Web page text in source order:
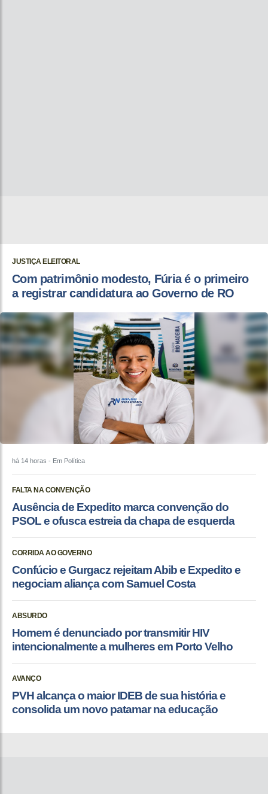
JUSTIÇA ELEITORAL
Com patrimônio modesto, Fúria é o primeiro
a registrar candidatura ao Governo de RO
há 14 horas - Em Política
FALTA NA CONVENÇÃO
Ausência de Expedito marca convenção do
PSOL e ofusca estreia da chapa de esquerda
CORRIDA AO GOVERNO
Confúcio e Gurgacz rejeitam Abib e Expedito e
negociam aliança com Samuel Costa
ABSURDO
Homem é denunciado por transmitir HIV
intencionalmente a mulheres em Porto Velho
AVANÇO
PVH alcança o maior IDEB de sua história e
consolida um novo patamar na educação